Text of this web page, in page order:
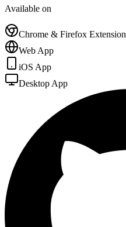
Available on
Chrome & Firefox Extension
Web App
iOS App
Desktop App